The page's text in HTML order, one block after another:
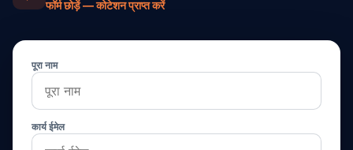
फॉर्म छोड़ें — कोटेशन प्राप्त करें
पूरा नाम
कार्य ईमेल